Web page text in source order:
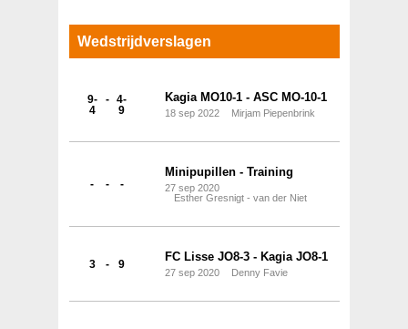
Wedstrijdverslagen
9-
4
-
4-
9
Kagia MO10-1 - ASC MO-10-1
18 sep 2022 Mirjam Piepenbrink
- - -
Minipupillen - Training
27 sep 2020
Esther Gresnigt - van der Niet
3 - 9
FC Lisse JO8-3 - Kagia JO8-1
27 sep 2020 Denny Favie